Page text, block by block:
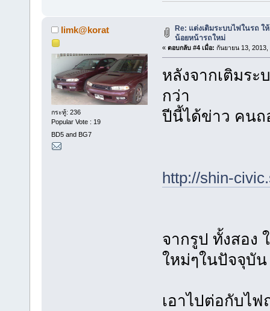
limk@korat
กระทู้: 236
Popular Vote : 19
BD5 and BG7
Re: แต่งเติมระบบไฟในรถ ใ
น้อยหน้ารถใหม่
« ตอบกลับ #4 เมื่อ: กันยายน 13, 2013,
หลังจากเติมระ
กว่า
ปีนี้ได้ข่าว คน
http://shin-
จากรูป ทั้งสอง
ใหม่ๆในปัจจุบั
เอาไปต่อกับไฟ